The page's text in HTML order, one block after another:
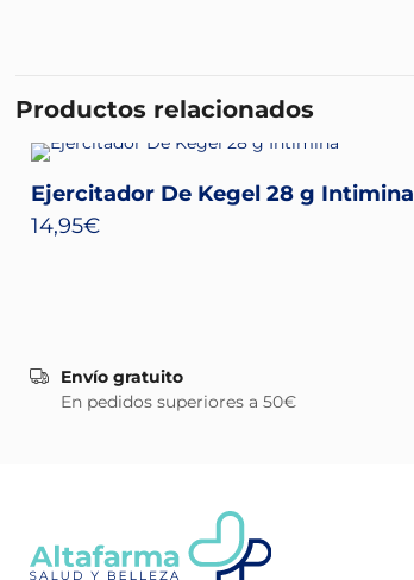
Productos relacionados
Ejercitador De Kegel 28 g Intimina
14,95€
Envío gratuito
En pedidos superiores a 50€